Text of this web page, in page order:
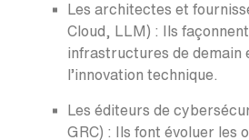
Les architectes et
Cloud, LLM) : Ils
infrastructures de demain
l’innovation technique.
Les éditeurs de
GRC) : Ils font évoluer les